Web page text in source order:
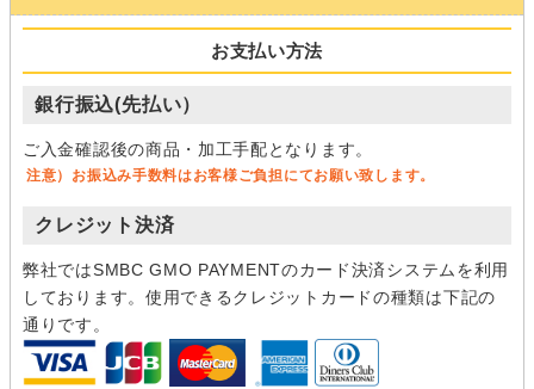
お支払い方法
銀行振込(先払い）
ご入金確認後の商品・加工手配となります。
注意）お振込み手数料はお客様ご負担にてお願い致します。
クレジット決済
弊社ではSMBC GMO PAYMENTのカード決済システムを利用
しております。使用できるクレジットカードの種類は下記の
通りです。